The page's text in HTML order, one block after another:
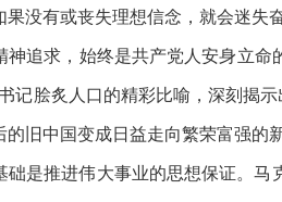
果没有或丧失理想信念，就会迷
神追求，始终是共产党人安身立
记脍炙人口的精彩比喻，深刻揭
的旧中国变成日益走向繁荣富强
础是推进伟大事业的思想保证。